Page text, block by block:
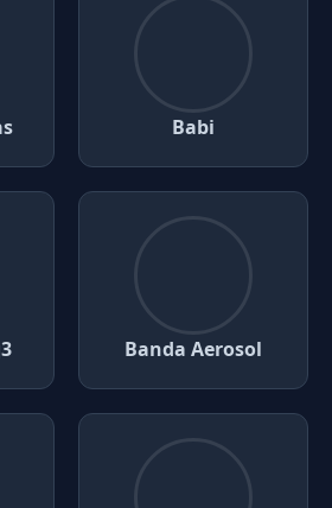
Babi
Banda Aerosol